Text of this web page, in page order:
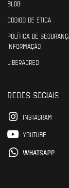
BLOG
CÓDIGO DE ÉTICA
POLÍTICA DE
INFORMAÇÃO
LIBERACRED
REDES SOCIAIS
INSTAGRAM
YOUTUBE
WHATSAPP